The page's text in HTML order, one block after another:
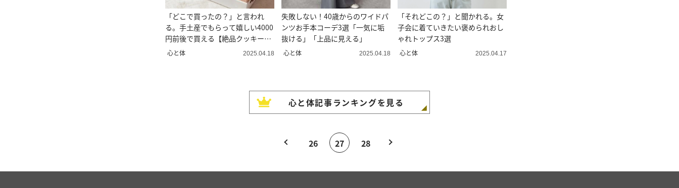
「どこで買ったの？」と言われ
る。手土産でもらって嬉しい4000
円前後で買える【絶品クッキー缶
5選】
心と体 2025.04.18
失敗しない！40歳からのワイドパ
ンツお手本コーデ3選「一気に垢
抜ける」「上品に見える」
心と体 2025.04.18
「それどこの？」と聞かれる。女
子会に着ていきたい褒められおし
ゃれトップス3選
心と体 2025.04.17
心と体記事ランキングを見る
26 27 28